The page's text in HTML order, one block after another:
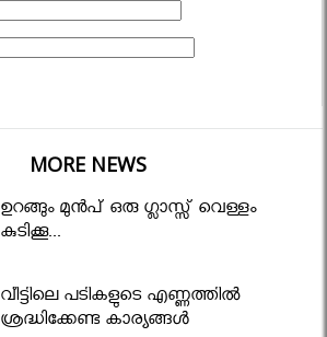
MORE NEWS
ഉറങ്ങും മുന്‍പ് ഒരു ഗ്ലാസ്സ് വെള്ളം
കുടിക്കൂ...
വീട്ടിലെ പടികളുടെ എണ്ണത്തിൽ
ശ്രദ്ധിക്കേണ്ട കാര്യങ്ങൾ